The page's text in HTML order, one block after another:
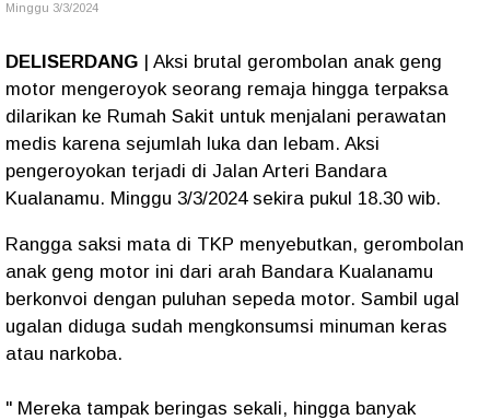
Minggu 3/3/2024
DELISERDANG | Aksi brutal gerombolan anak geng
motor mengeroyok seorang remaja hingga terpaksa
dilarikan ke Rumah Sakit untuk menjalani perawatan
medis karena sejumlah luka dan lebam. Aksi
pengeroyokan terjadi di Jalan Arteri Bandara
Kualanamu. Minggu 3/3/2024 sekira pukul 18.30 wib.
Rangga saksi mata di TKP menyebutkan, gerombolan
anak geng motor ini dari arah Bandara Kualanamu
berkonvoi dengan puluhan sepeda motor. Sambil ugal
ugalan diduga sudah mengkonsumsi minuman keras
atau narkoba.
" Mereka tampak beringas sekali, hingga banyak